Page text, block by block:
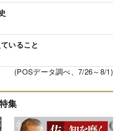
いること
(POSデータ調べ、7/26～8/1)
集